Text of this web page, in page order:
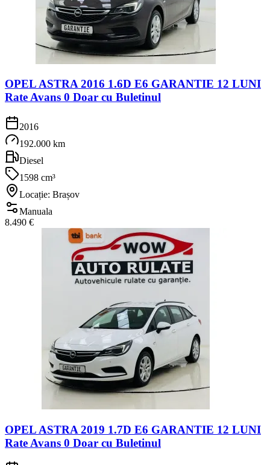
OPEL ASTRA 2016 1.6D E6 GARANTIE 12 LUNI
Rate Avans 0 Doar cu Buletinul
2016
192.000 km
Diesel
1598 cm³
Locație: Brașov
Manuala
8.490 €
OPEL ASTRA 2019 1.7D E6 GARANTIE 12 LUNI
Rate Avans 0 Doar cu Buletinul